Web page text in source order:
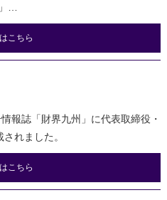
…
こちら
報誌「財界九州」に代表取締役・
れました。
こちら